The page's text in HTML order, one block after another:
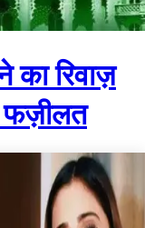
का रिवाज़